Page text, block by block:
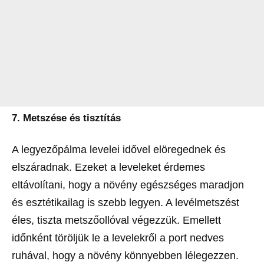
7. Metszése és tisztítás
A legyezőpálma levelei idővel elöregednek és
elszáradnak. Ezeket a leveleket érdemes
eltávolítani, hogy a növény egészséges maradjon
és esztétikailag is szebb legyen. A levélmetszést
éles, tiszta metszőollóval végezzük. Emellett
időnként töröljük le a levelekről a port nedves
ruhával, hogy a növény könnyebben lélegezzen.